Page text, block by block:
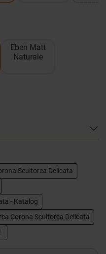
Eben Matt
Naturale
Scultorea Delicata
- Katalog
Corona Scultorea Delicata